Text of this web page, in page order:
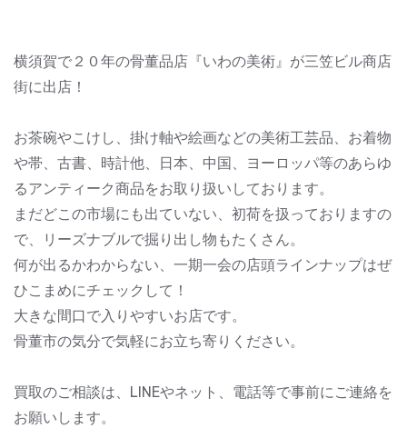
横須賀で２０年の骨董品店『いわの美術』が三笠ビル商店
街に出店！
お茶碗やこけし、掛け軸や絵画などの美術工芸品、お着物
や帯、古書、時計他、日本、中国、ヨーロッパ等のあらゆ
るアンティーク商品をお取り扱いしております。
まだどこの市場にも出ていない、初荷を扱っておりますの
で、リーズナブルで掘り出し物もたくさん。
何が出るかわからない、一期一会の店頭ラインナップはぜ
ひこまめにチェックして！
大きな間口で入りやすいお店です。
骨董市の気分で気軽にお立ち寄りください。
買取のご相談は、LINEやネット、電話等で事前にご連絡を
お願いします。